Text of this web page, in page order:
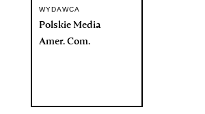
WYDAWCA
Polskie Media
Amer. Com.